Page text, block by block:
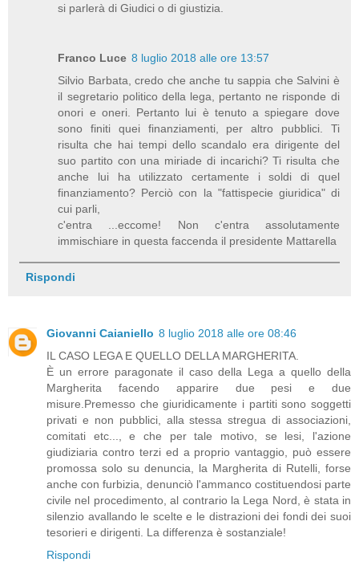
si parlerà di Giudici o di giustizia.
Franco Luce 8 luglio 2018 alle ore 13:57
Silvio Barbata, credo che anche tu sappia che Salvini è
il segretario politico della lega, pertanto ne risponde di
onori e oneri. Pertanto lui è tenuto a spiegare dove
sono finiti quei finanziamenti, per altro pubblici. Ti
risulta che hai tempi dello scandalo era dirigente del
suo partito con una miriade di incarichi? Ti risulta che
anche lui ha utilizzato certamente i soldi di quel
finanziamento? Perciò con la "fattispecie giuridica" di
cui parli,
c'entra ...eccome! Non c'entra assolutamente
immischiare in questa faccenda il presidente Mattarella
Rispondi
Giovanni Caianiello 8 luglio 2018 alle ore 08:46
IL CASO LEGA E QUELLO DELLA MARGHERITA.
È un errore paragonate il caso della Lega a quello della
Margherita facendo apparire due pesi e due
misure.Premesso che giuridicamente i partiti sono soggetti
privati e non pubblici, alla stessa stregua di associazioni,
comitati etc..., e che per tale motivo, se lesi, l'azione
giudiziaria contro terzi ed a proprio vantaggio, può essere
promossa solo su denuncia, la Margherita di Rutelli, forse
anche con furbizia, denunciò l'ammanco costituendosi parte
civile nel procedimento, al contrario la Lega Nord, è stata in
silenzio avallando le scelte e le distrazioni dei fondi dei suoi
tesorieri e dirigenti. La differenza è sostanziale!
Rispondi